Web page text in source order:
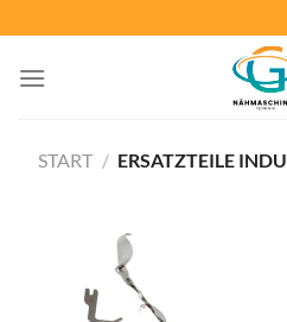
Inhalt
springen
START / ERSATZTEILE